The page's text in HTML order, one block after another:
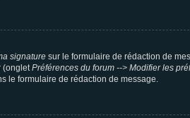
signature sur le formulaire de rédaction de
(ongletPréférences du forum --> Modifier les
le formulaire de rédaction de message.